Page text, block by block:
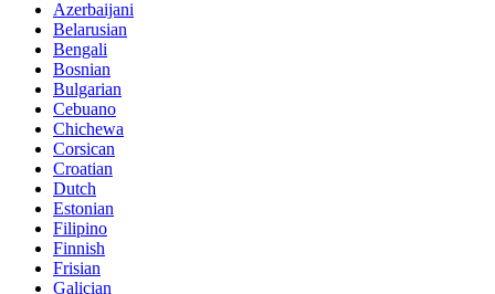
Azerbaijani
Belarusian
Bengali
Bosnian
Bulgarian
Cebuano
Chichewa
Corsican
Croatian
Dutch
Estonian
Filipino
Finnish
Frisian
Galician